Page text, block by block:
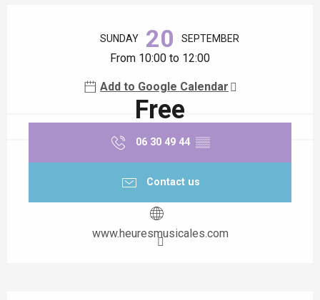
SUNDAY 20 SEPTEMBER
From 10:00 to 12:00
Add to Google Calendar
Free
06 30 49 44 ▒▒
Contact us
www.heuresmusicales.com